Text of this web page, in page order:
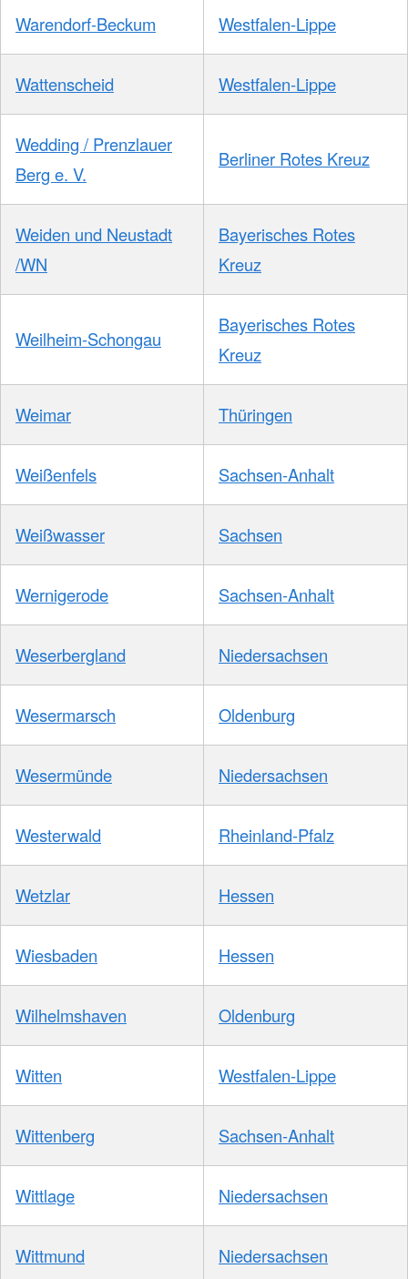
Warendorf-Beckum Westfalen-Lippe
Wattenscheid Westfalen-Lippe
Wedding / Prenzlauer
Berg e. V.
Berliner Rotes Kreuz
Weiden und Neustadt
/WN
Bayerisches Rotes
Kreuz
Weilheim-Schongau
Bayerisches Rotes
Kreuz
Weimar Thüringen
Weißenfels Sachsen-Anhalt
Weißwasser Sachsen
Wernigerode Sachsen-Anhalt
Weserbergland Niedersachsen
Wesermarsch Oldenburg
Wesermünde Niedersachsen
Westerwald Rheinland-Pfalz
Wetzlar Hessen
Wiesbaden Hessen
Wilhelmshaven Oldenburg
Witten Westfalen-Lippe
Wittenberg Sachsen-Anhalt
Wittlage Niedersachsen
Wittmund Niedersachsen